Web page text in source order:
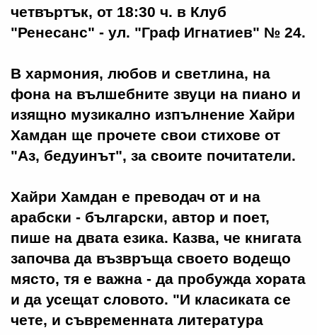
четвъртък, от 18:30 ч. в Клуб
"Ренесанс" - ул. "Граф Игнатиев" № 24.
В хармония, любов и светлина, на
фона на вълшебните звуци на пиано и
изящно музикално изпълнение Хайри
Хамдан ще прочете свои стихове от
"Аз, бедуинът", за своите почитатели.
Хайри Хамдан е преводач от и на
арабски - български, автор и поет,
пише на двата езика. Казва, че книгата
започва да възвръща своето водещо
място, тя е важна - да пробужда хората
и да усещат словото. "И класиката се
чете, и съвременната литература